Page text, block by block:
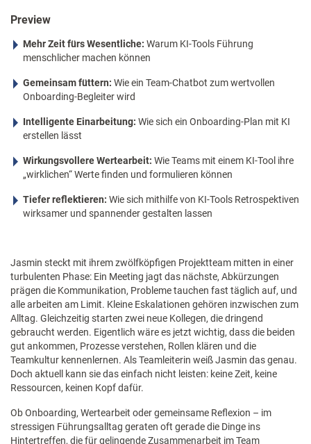
Preview
Mehr Zeit fürs Wesentliche: Warum KI-Tools Führung
menschlicher machen können
Gemeinsam füttern: Wie ein Team-Chatbot zum wertvollen
Onboarding-Begleiter wird
Intelligente Einarbeitung: Wie sich ein Onboarding-Plan mit KI
erstellen lässt
Wirkungsvollere Wertearbeit: Wie Teams mit einem KI-Tool ihre
„wirklichen“ Werte finden und formulieren können
Tiefer reflektieren: Wie sich mithilfe von KI-Tools Retrospektiven
wirksamer und spannender gestalten lassen
Jasmin steckt mit ihrem zwölfköpfigen Projektteam mitten in einer
turbulenten Phase: Ein Meeting jagt das nächste, Abkürzungen
prägen die Kommunikation, Probleme tauchen fast täglich auf, und
alle arbeiten am Limit. Kleine Eskalationen gehören inzwischen zum
Alltag. Gleichzeitig starten zwei neue Kollegen, die dringend
gebraucht werden. Eigentlich wäre es jetzt wichtig, dass die beiden
gut ankommen, Prozesse verstehen, Rollen klären und die
Teamkultur kennenlernen. Als Teamleiterin weiß Jasmin das genau.
Doch aktuell kann sie das einfach nicht leisten: keine Zeit, keine
Ressourcen, keinen Kopf dafür.
Ob Onboarding, Wertearbeit oder gemeinsame Reflexion – im
stressigen Führungsalltag geraten oft gerade die Dinge ins
Hintertreffen, die für gelingende Zusammenarbeit im Team